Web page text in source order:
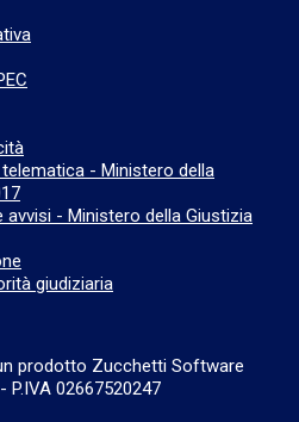
- Ministero della
- Ministero della Giustizia
giudiziaria
prodotto Zucchetti Software
- P.IVA 02667520247